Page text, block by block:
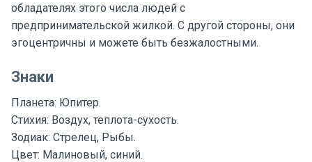
обладателях этого числа людей с
предпринимательской жилкой. С другой стороны, они
эгоцентричны и можете быть безжалостными.
Знаки
Планета: Юпитер.
Стихия: Воздух, теплота-сухость.
Зодиак: Стрелец, Рыбы.
Цвет: Малиновый, синий.